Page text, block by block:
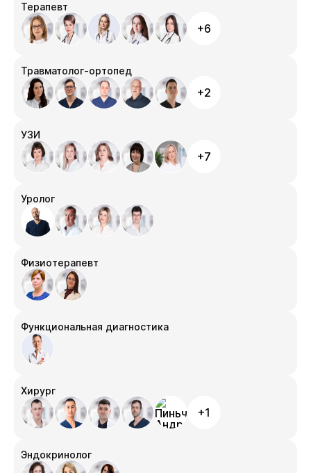
Терапевт
+6
Травматолог-ортопед
+2
УЗИ
+7
Уролог
Физиотерапевт
Функциональная диагностика
Хирург
+1
Эндокринолог